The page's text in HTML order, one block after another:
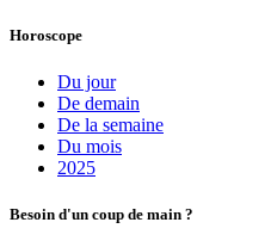
Horoscope
Du jour
De demain
De la semaine
Du mois
2025
Besoin d'un coup de main ?